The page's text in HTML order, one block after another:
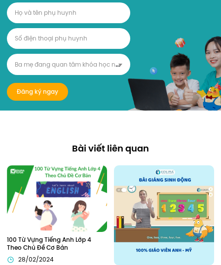
B
a mẹ đang quan tâm khóa học nào?
Đăng ký ngay
Bài viết liên quan
100 Từ Vựng Tiếng Anh Lớp 4
Theo Chủ Đề Cơ Bản
28/02/2024